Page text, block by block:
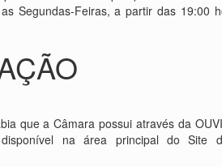
Segundas-Feiras, a partir das 19:00
que a Câmara possui através da
na área principal do Site